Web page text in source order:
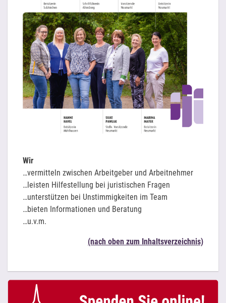
Wir
…vermitteln zwischen Arbeitgeber und Arbeitnehmer
…leisten Hilfestellung bei juristischen Fragen
…unterstützen bei Unstimmigkeiten im Team
…bieten Informationen und Beratung
…u.v.m.
(nach oben zum Inhaltsverzeichnis)